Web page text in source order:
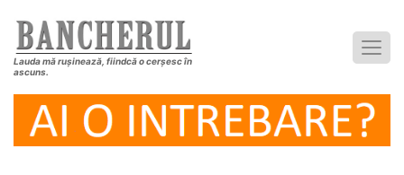
Lauda mă rușinează, fiindcă o cerșesc în
ascuns.